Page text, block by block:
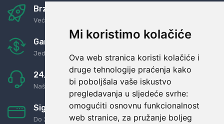
Mi koristimo kolačiće
Ova web stranica koristi kolačiće i
druge tehnologije praćenja kako
bi poboljšala vaše iskustvo
pregledavanja u sljedeće svrhe:
omogućiti osnovnu funkcionalnost
web stranice, za pružanje boljeg
Brza i sigurna dostava
Već za nekoliko dana kod vas
Garancija u povrat novaca
Jednostavno pravilo: Roba za novac
24/7 odlična podrška
Naši agenti uvijek na raspolaganju
Sigurno obročno plaćanje
Do 24 rata bez kamata